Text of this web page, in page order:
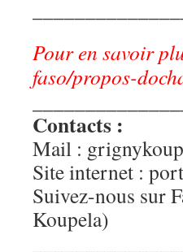
Pour en savoir
faso/propos-
Contacts :
Mail :
Site internet :
Suivez-nous sur
Koupela)